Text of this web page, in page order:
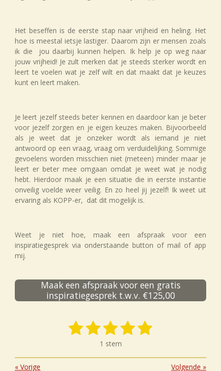
Het beseffen is de eerste stap naar vrijheid en heling. Het
hoe is meestal ietsje lastiger. Daarom zijn er mensen zoals
ik die jou daarbij kunnen helpen. Ik help je op weg naar
jouw vrijheid! Je zult merken dat je steeds sterker wordt en
leert te voelen wat je zelf wilt en dat maakt dat je keuzes
kunt en leert maken.
Je leert jezelf steeds beter kennen en daardoor kan je beter
voor jezelf zorgen en je eigen keuzes maken. Bijvoorbeeld
als je weet dat je onzeker wordt als iemand je niet
antwoord op een vraag, vraag om verduidelijking. Sommige
gevoelens worden misschien niet (meteen) minder maar je
leert er beter mee omgaan omdat je weet wat je nodig
hebt. Hierdoor maak je een situatie die in eerste instantie
onveilig voelde weer veilig. En zo heel jij jezelf! Ik weet uit
ervaring als KOPP-er, dat dit mogelijk is.
Weet je niet hoe, maak een afspraak voor een
inspiratiegesprek via onderstaande button of mail of app
mij.
Maak een afspraak voor een gratis
inspiratiegesprek t.w.v. €125,00
i
n
1
t
2
t
3
s
t
4
s
t
5
t
1 stem
« Vorige Volgende »